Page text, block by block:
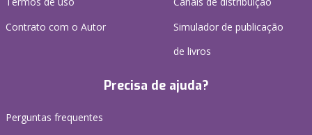
Contrato com o Autor
Simulador de publicação
de livros
Precisa de ajuda?
Perguntas frequentes